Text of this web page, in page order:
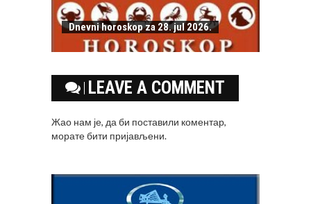
Dnevni horoskop za 28. jul 2026.
LEAVE A COMMENT
Жао нам је, да би поставили коментар,
моратебити пријављени.